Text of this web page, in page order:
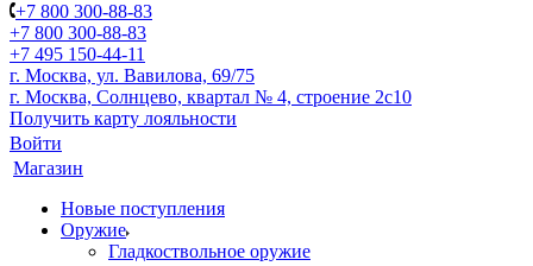
+7 800 300-88-83
+7 800 300-88-83
+7 495 150-44-11
г. Москва, ул. Вавилова, 69/75
г. Москва, Солнцево, квартал № 4, строение 2с10
Получить карту лояльности
Войти
Магазин
Новые поступления
Оружие
Гладкоствольное оружие